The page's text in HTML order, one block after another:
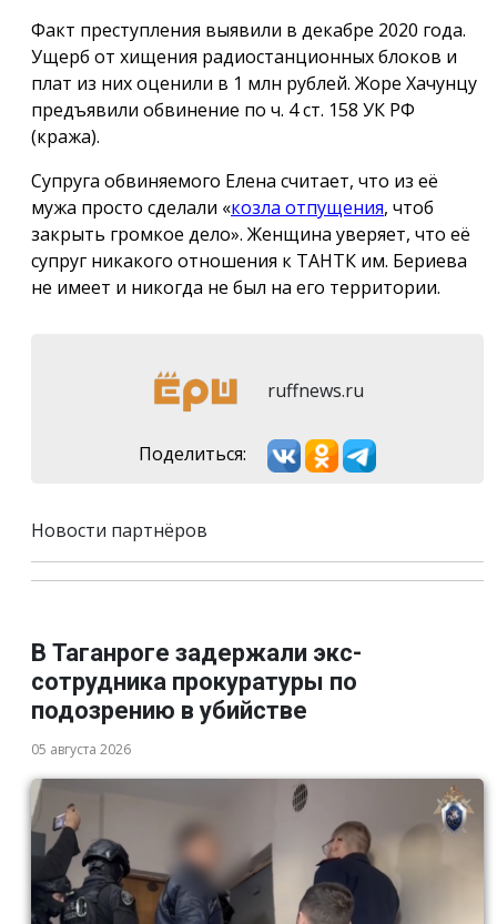
Факт преступления выявили в декабре 2020 года.
Ущерб от хищения радиостанционных блоков и
плат из них оценили в 1 млн рублей. Жоре Хачунцу
предъявили обвинение по ч. 4 ст. 158 УК РФ
(кража).
Супруга обвиняемого Елена считает, что из её
мужа просто сделали «козла отпущения, чтоб
закрыть громкое дело». Женщина уверяет, что её
супруг никакого отношения к ТАНТК им. Бериева
не имеет и никогда не был на его территории.
ruffnews.ru
Поделиться:
Новости партнёров
В Таганроге задержали экс-
сотрудника прокуратуры по
подозрению в убийстве
05 августа 2026